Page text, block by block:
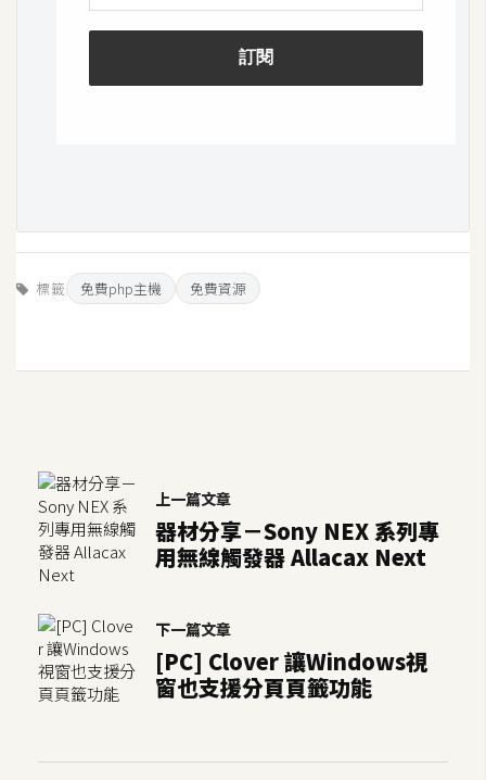
標籤 免費php主機 免費資源
上一篇文章
器材分享－Sony NEX 系列專
用無線觸發器 Allacax Next
下一篇文章
[PC] Clover 讓Windows視
窗也支援分頁頁籤功能